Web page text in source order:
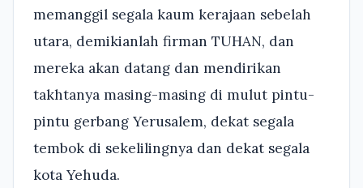
memanggil segala kaum kerajaan sebelah
utara, demikianlah firman TUHAN, dan
mereka akan datang dan mendirikan
takhtanya masing-masing di mulut pintu-
pintu gerbang Yerusalem, dekat segala
tembok di sekelilingnya dan dekat segala
kota Yehuda.